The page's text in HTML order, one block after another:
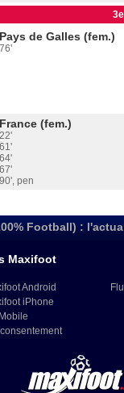
Pays de Galles (fem.)
76'
France (fem.)
22'
61'
64'
67'
90', pen
Football) :
Maxifoot
Android
iPhone